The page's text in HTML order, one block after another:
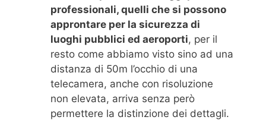
professionali, quelli che si possono
approntare per la sicurezza di
luoghi pubblici ed aeroporti, per il
resto come abbiamo visto sino ad una
distanza di 50m l’occhio di una
telecamera, anche con risoluzione
non elevata, arriva senza però
permettere la distinzione dei dettagli.